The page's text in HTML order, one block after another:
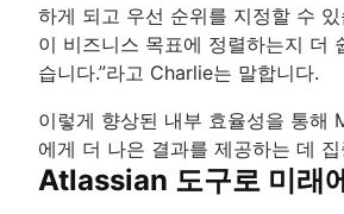
하게 되고 우선 순위를 지정할 수
이 비즈니스 목표에 정렬하는지 더
습니다.”라고 Charlie는 말합니다.
이렇게 향상된 내부 효율성을 통해
에게 더 나은 결과를 제공하는 데
Atlassian 도구로 미래